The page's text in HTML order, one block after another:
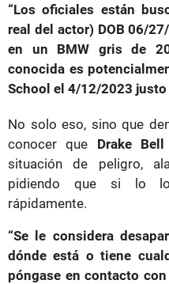
“Los oficiales están
real del actor) DOB 06/
en un BMW gris de
conocida es
School el 4/12/2023 justo
No solo eso, sino que
conocer que Drake Bell
situación de peligro,
pidiendo que si lo
rápidamente.
“Se le considera
dónde está o tiene
póngase en contacto